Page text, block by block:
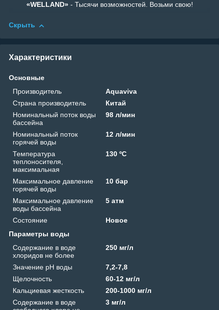
«WELLAND»- Тысячи возможностей. Возьми свою!
Скрыть
Характеристики
Основные
Производитель
Aquaviva
Страна производитель
Китай
Номинальный поток воды
бассейна
98 л/мин
Номинальный поток
горячей воды
12 л/мин
Температура
теплоносителя,
максимальная
130 ºС
Максимальное давление
горячей воды
10 бар
Максимальное давление
воды бассейна
5 атм
Состояние
Новое
Параметры воды
Содержание в воде
хлоридов не более
250 мг/л
Значение рН воды
7,2-7,8
Щелочность
60-12 мг/л
Кальциевая жесткость
200-1000 мг/л
Содержание в воде
3 мг/л